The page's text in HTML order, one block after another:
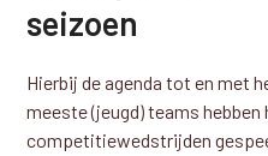
seizoen
Hierbij de agenda tot en met
meeste (jeugd) teams hebben
competitiewedstrijden